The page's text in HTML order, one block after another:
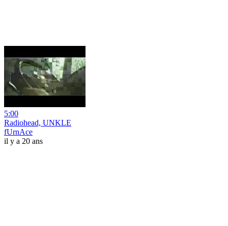
5:00
Radiohead, UNKLE
fUrnAce
il y a 20 ans